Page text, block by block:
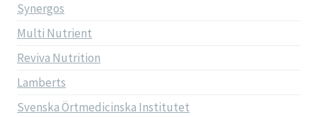
Synergos
Multi Nutrient
Reviva Nutrition
Lamberts
Svenska Örtmedicinska Institutet